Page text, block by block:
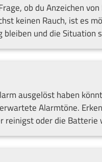
ob du Anzeichen von
keinen Rauch, ist es
und die Situation
ausgelöst haben
Alarmtöne.
reinigst oder die Batterie